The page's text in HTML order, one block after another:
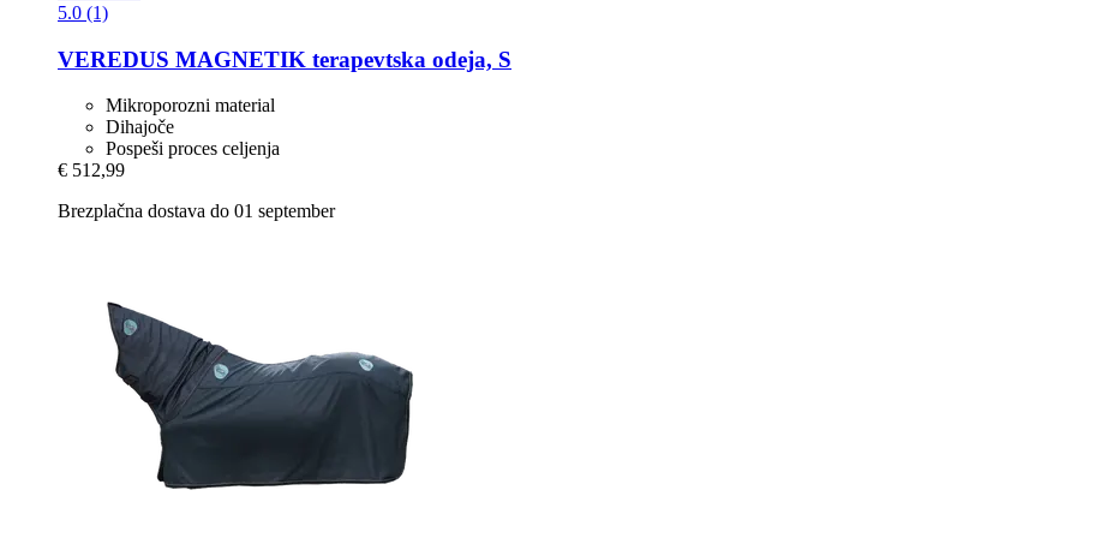
5.0 (1)
VEREDUS MAGNETIK terapevtska odeja, S
Mikroporozni material
Dihajoče
Pospeši proces celjenja
€ 512,99
Brezplačna dostava do 01 september